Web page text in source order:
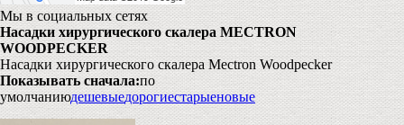
Мы в социальных сетях
Насадки хирургического скалера MECTRON
WOODPECKER
Насадки хирургического скалера Mectron Woodpecker
Показывать сначала:по
умолчаниюдешевыедорогиестарыеновые